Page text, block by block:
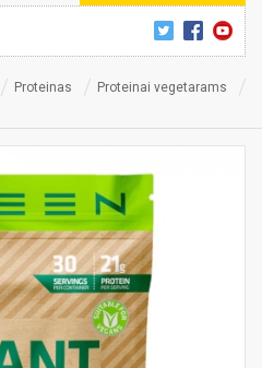
Proteinas
Proteinai vegetarams